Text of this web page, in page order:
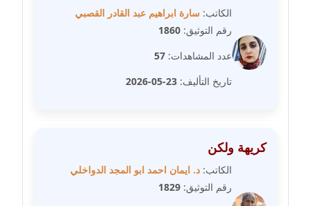
مدونة سعيد زعلوك
معلق
مدونة سلوى بدران
مدونة سلوى محمود
الكاتب: سارة ابراهيم عبد القادر القصبي
رقم التوثيق: 1860
عدد المشاهدات: 57
تاريخ التأليف: 23-05-2026
كريهة ولكن
الكاتب: د. ايمان احمد ابو المجد الدواخلي
رقم التوثيق: 1829